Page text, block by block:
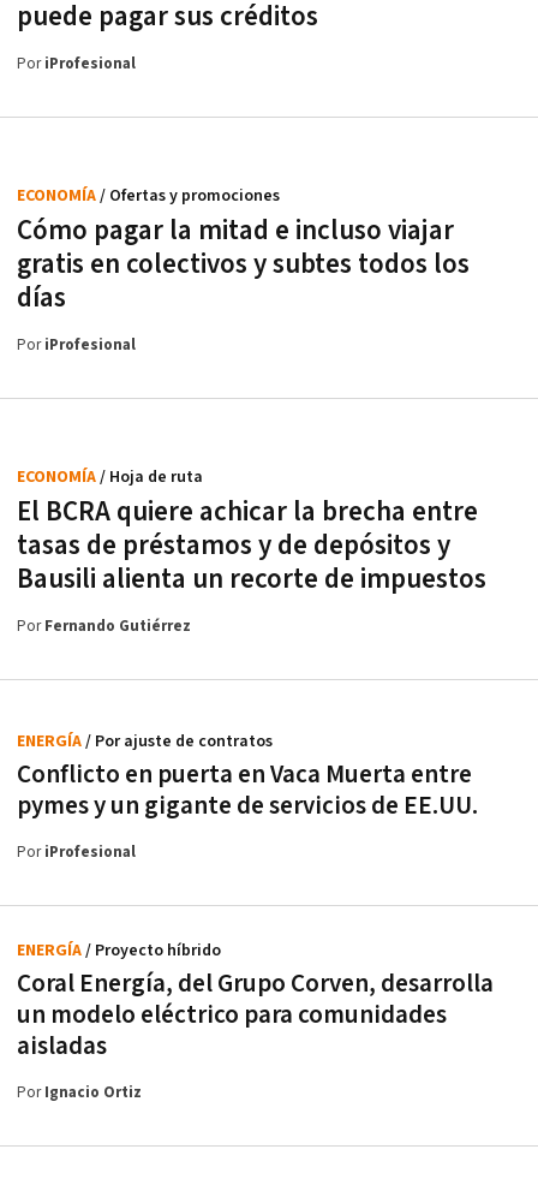
puede pagar sus créditos
PoriProfesional
Cómo pagar la mitad e incluso viajar
gratis en colectivos y subtes todos los
días
ECONOMÍA/ Ofertas y promociones
PoriProfesional
El BCRA quiere achicar la brecha entre
tasas de préstamos y de depósitos y
Bausili alienta un recorte de impuestos
ECONOMÍA/ Hoja de ruta
PorFernando Gutiérrez
Conflicto en puerta en Vaca Muerta entre
pymes y un gigante de servicios de EE.UU.
ENERGÍA/ Por ajuste de contratos
PoriProfesional
Coral Energía, del Grupo Corven, desarrolla
un modelo eléctrico para comunidades
aisladas
ENERGÍA/ Proyecto híbrido
PorIgnacio Ortiz